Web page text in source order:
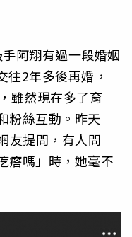
阿翔有過一段婚姻
往2年多後再婚，
雖然現在多了育
粉絲互動。昨天
友提問，有人問
瘩嗎」時，她毫不